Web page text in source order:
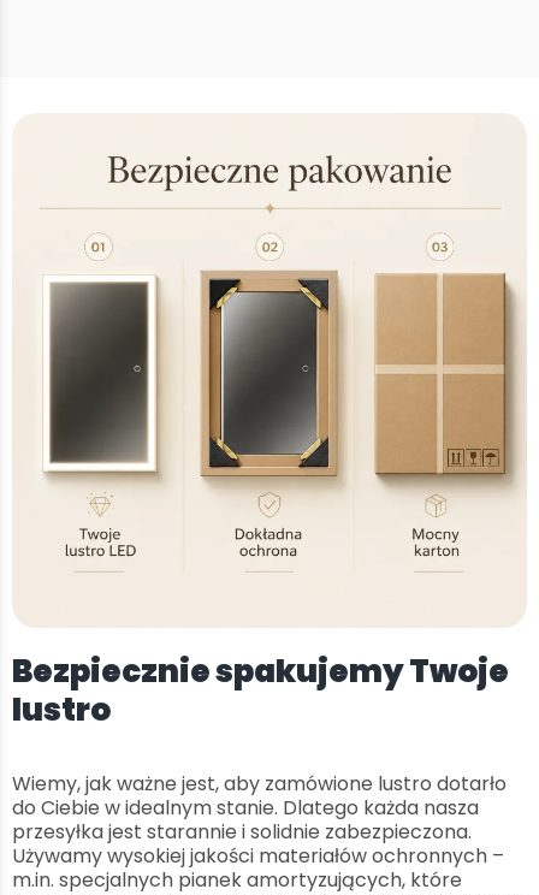
Bezpiecznie spakujemy Twoje
lustro
Wiemy, jak ważne jest, aby zamówione lustro dotarło
do Ciebie w idealnym stanie. Dlatego każda nasza
przesyłka jest starannie i solidnie zabezpieczona.
Używamy wysokiej jakości materiałów ochronnych –
m.in. specjalnych pianek amortyzujących, które